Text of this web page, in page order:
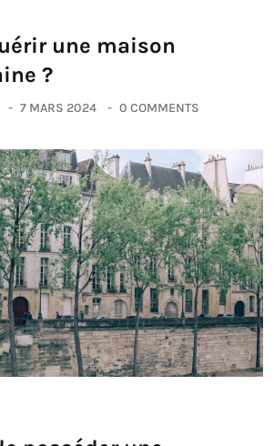
une maison
?
7 MARS 2024 0 COMMENTS